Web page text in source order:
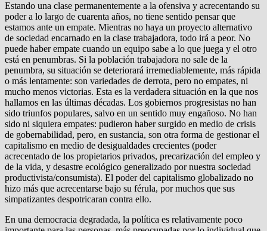
Estando una clase permanentemente a la ofensiva y acrecentando su
poder a lo largo de cuarenta años, no tiene sentido pensar que
estamos ante un empate. Mientras no haya un proyecto alternativo
de sociedad encarnado en la clase trabajadora, todo irá a peor. No
puede haber empate cuando un equipo sabe a lo que juega y el otro
está en penumbras. Si la población trabajadora no sale de la
penumbra, su situación se deteriorará irremediablemente, más rápida
o más lentamente: son variedades de derrota, pero no empates, ni
mucho menos victorias. Esta es la verdadera situación en la que nos
hallamos en las últimas décadas. Los gobiernos progresistas no han
sido triunfos populares, salvo en un sentido muy engañoso. No han
sido ni siquiera empates: pudieron haber surgido en medio de crisis
de gobernabilidad, pero, en sustancia, son otra forma de gestionar el
capitalismo en medio de desigualdades crecientes (poder
acrecentado de los propietarios privados, precarización del empleo y
de la vida, y desastre ecológico generalizado por nuestra sociedad
productivista/consumista). El poder del capitalismo globalizado no
hizo más que acrecentarse bajo su férula, por muchos que sus
simpatizantes despotricaran contra ello.
En una democracia degradada, la política es relativamente poco